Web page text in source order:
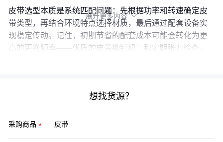
皮带选型本质是系统匹配问题：先根据功率和转速确定皮
带类型，再结合环境特点选择材质，最后通过配套设备实
现稳定传动。记住，初期节省的配套成本可能会转化为更
高的更换频率——优质的 皮带铆钉机
和定期张力检查，
展开更多内容 
想找货源？
采购商品